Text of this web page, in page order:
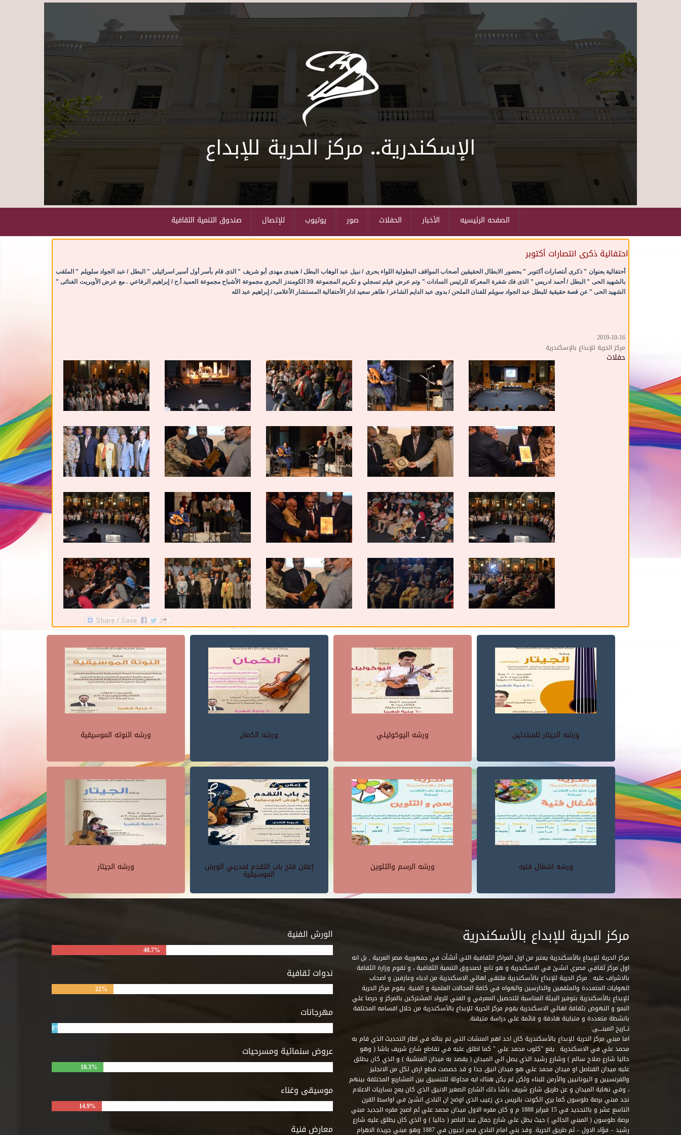
Skip to main content
الإسكندرية.. مركز الحرية للإبداع
صندوق التنمية الثقافية للإتصال يوتيوب صور الحفلات الأخبار الصفحه الرئيسيه
احتفالية ذكرى انتصارات أكتوبر
أحتفالية بعنوان " ذكرى أنتصارات أكتوبر " بحضور الابطال الحقيقين أصحاب المواقف البطولية اللواء بحرى / نبيل عبد الوهاب البطل / هنيدى مهدى أبو شريف " الذى قام بأسر أول أسير اسرائيلى " البطل / عبد الجواد سلويلم " الملقب
بالشهيد الحى " البطل / أحمد ادريس " الذى فك شفرة المعركة للرئيس السادات " وتم عرض فيلم تسجلي و تكريم المجموعة 39 الكومندز البحري مجموعة الأشباح مجموعة العميد أ.ح / إبراهيم الرفاعي . مع عرض الأوبريت الغنائى "
الشهيد الحى " عن قصة حقيقية للبطل عبد الجواد سويلم للفنان الملحن / بدوى عبد الدايم الشاعر / طاهر سعيد ادار الأحتفالية المستشار الأعلامى / إبراهيم عبد الله
2019-10-16
مركز الحرية للإبداع بالإسكندرية
حفلات
ورشه النوته الموسيقية ورشه الكمان ورشه اليوكوليلي ورشه الجيتار للمبتدئين
ورشه الجيتار إعلان فتح باب التقدم لمدربي الورش
الموسيقية
ورشه الرسم والتلوين ورشه اشغال فنيه
الورش الفنية
40.7%
ندوات ثقافية
22%
مهرجانات
8%
عروض سنمائية ومسرحيات
18.3%
موسيقى وغناء
14.9%
معارض فنية
مركز الحرية للإبداع بالأسكندرية
مركز الحرية للإبداع بالأسكندرية يعتبر من اول المراكز الثقافية التي أنشأت في جمهورية مصر العربية , بل انه
اول مركز ثقافي مصري انشئ في الاسكندرية و هو تابع لصندوق التنمية الثقافية ، و تقوم وزارة الثقافة
بالاشراف عليه . مركز الحرية للإبداع بالأسكندرية ملتقى اهالي الاسكندرية من ادباء وعازفين و اصحاب
الهوايات المتعددة والمثقفين والدارسين والهواه في كافة المجالات العلمية و الفنية. يقوم مركز الحرية
للإبداع بالأسكندرية بتوفير البيئة المناسبة للتحصيل المعرفي و الفني للرواد المشتركين بالمركز و حرصا علي
النمو و النهوض بثقافة اهالي الاسكندرية يقوم مركز الحرية للإبداع بالأسكندرية من خلال اقسامه المختلفة
بانشطة متعددة و متباينة هادفة و قائمة علي دراسة متيقنة.
تــاريخ المبنــــى:
اما مبني مركز الحرية للإبداع بالأسكندرية كان احد اهم المنشات التي تم بنائه في اطار التحديث الذي قام به
محمد علي في الاسكندرية . يقع "كلوب محمد علي " كما اطلق عليه في تقاطع شارع شريف باشا ( وهو
حاليا شارع صلاح سالم ) وشارع رشيد الذي يصل الي الميدان ( يقصد به ميدان المنشية ) و الذي كان يطلق
عليه ميدان القناصل او ميدان محمد علي هو ميدان انيق جدا و قد خصصت قطع ارض لكل من الانجليز
والفرنسيين و اليونانيين والأرمن للبناء ولكن لم يكن هناك ايه محاولة للتنسيق بين المشاريع المختلفة بينهم
، وفي نهاية الميدان و عن طريق شارع شريف باشا ذلك الشارع الصغير الانيق الذي كان يعج بساريات الاعلام
نجد مبني برصة طوسون كما يري الكونت باتريس دي زغيب الذي اوضح ان النادي انشئ في اواسط القرن
التاسع عشر و بالتحديد في 15 فبراير 1888 م و كان مقره الاول ميدان محمد علي ثم اصبح مقره الجديد مبني
برصة طوسون ( المبني الحالي ) حيث يطل علي شارع جمال عبد الناصر ( حاليا ) و الذي كان يطلق عليه شارع
رشيد – فؤاد الاول – ثم طريق الحرية. وقد بني امام النادي قصر اجيون في 1887 وهو مبني جريدة الاهرام